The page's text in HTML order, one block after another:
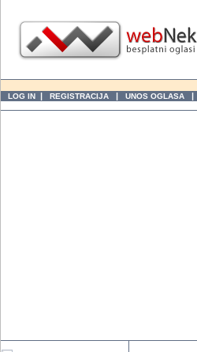
LOG IN | REGISTRACIJA | UNOS OGLASA |